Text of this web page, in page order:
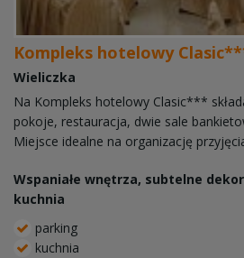
Kompleks hotelowy
Wieliczka
Na Kompleks hotelowy Clasic***
pokoje, restauracja, dwie sale
Miejsce idealne na organizację
Wspaniałe wnętrza, subtelne
kuchnia
parking
kuchnia